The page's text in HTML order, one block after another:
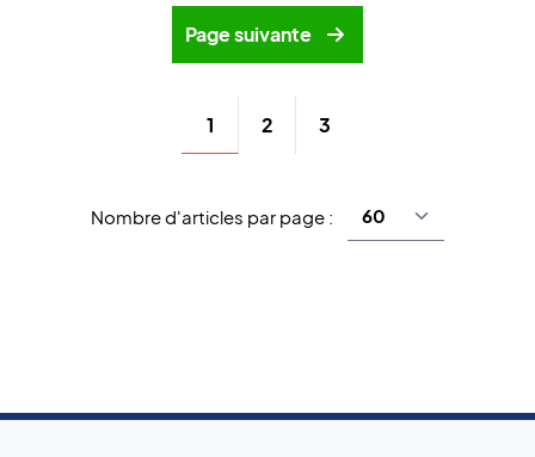
Page suivante
1 2 3
Nombre d'articles par page :